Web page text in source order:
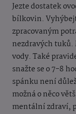
Jezte dostatek
bílkovin.
zpracovaným
nezdravých
vody. Také
snažte se o 7-8
spánku není
možná o něco
mentální zdraví,